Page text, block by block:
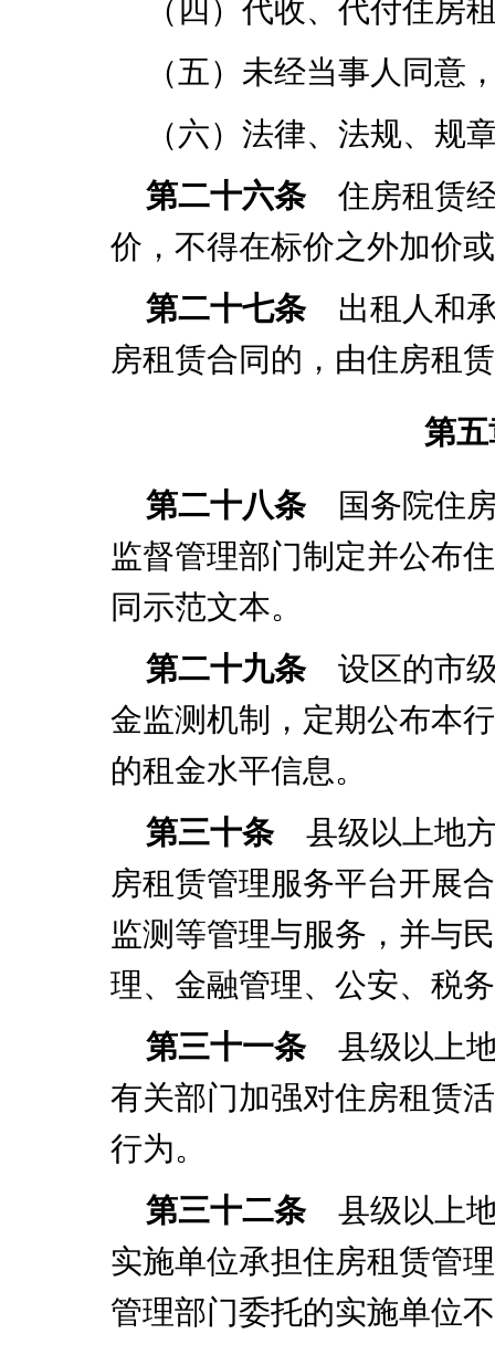
（四）代收、代付住房
（五）未经当事人同意
（六）法律、法规、规
第二十六条 住房租赁
价，不得在标价之外加价
第二十七条出租人和承
房租赁合同的，由住房租
第
第二十八条国务院住房
监督管理部门制定并公布
同示范文本。
第二十九条设区的市级
金监测机制，定期公布本
的租金水平信息。
第三十条县级以上地方
房租赁管理服务平台开展
监测等管理与服务，并与
理、金融管理、公安、税
第三十一条县级以上地
有关部门加强对住房租赁
行为。
第三十二条县级以上地
实施单位承担住房租赁管
管理部门委托的实施单位